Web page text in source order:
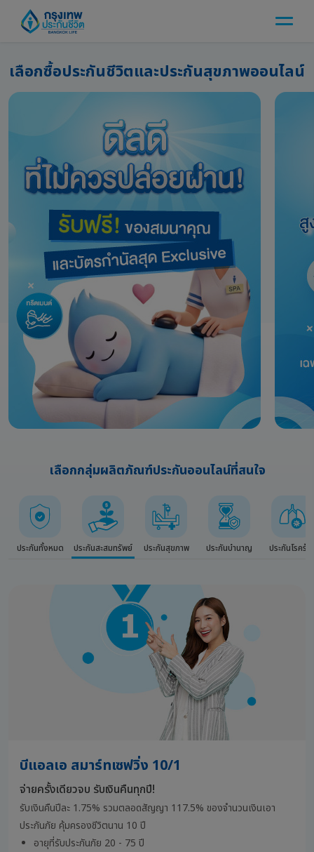
เลือกซื้อประกันชีวิตและประกันสุขภาพออนไลน์
เลือกกลุ่มผลิตภัณฑ์ประกันออนไลน์ที่สนใจ
ประกันทั้งหมด ประกันสะสมทรัพย์ ประกันสุขภาพ ประกันบำนาญ ประกันโรคร้า
บีแอลเอ สมาร์ทเซฟวิ่ง 10/1
จ่ายครั้งเดียวจบ รับเงินคืนทุกปี!
รับเงินคืนปีละ 1.75% รวมตลอดสัญญา 117.5% ของจำนวนเงินเอา
ประกันภัย คุ้มครองชีวิตนาน 10 ปี
อายุที่รับประกันภัย 20 - 75 ปี